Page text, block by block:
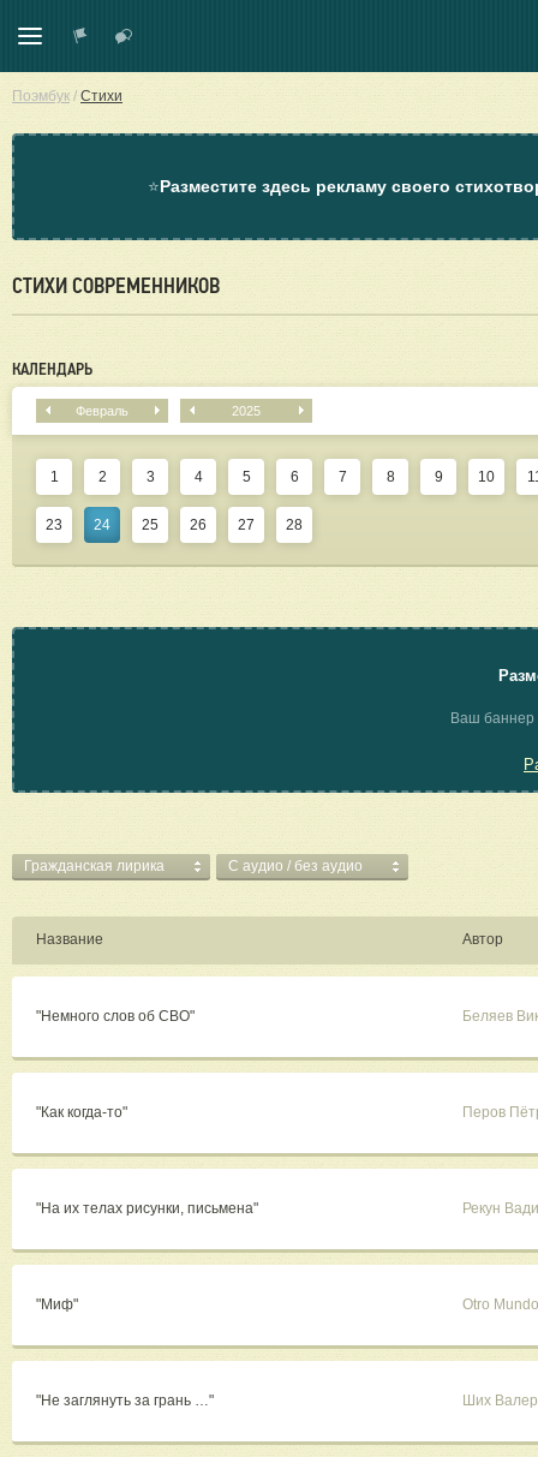
Поэмбук / Стихи
⭐Разместите здесь рекламу своего
СТИХИ СОВРЕМЕННИКОВ
КАЛЕНДАРЬ
Февраль 2025
1 2 3 4 5 6 7 8 9 10
23 24 25 26 27 28
Ваш баннер
Гражданская лирика C аудио / без аудио
Название Автор
"Немного слов об СВО" Беляев
"Как когда-то" Перов
"На их телах рисунки, письмена" Рекун
"Миф" Otro Mundo
"Не заглянуть за грань …" Ших